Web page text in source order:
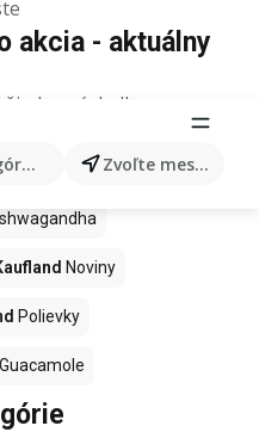
produkty... Zvoľte mesto
akcia - aktuálny
výsledky.
Noviny
Polievky
Guacamole